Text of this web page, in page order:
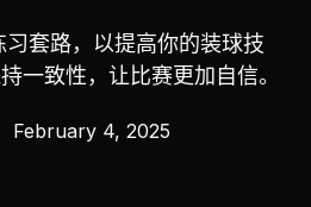
习套路，以提高你的装球技
一致性，让比赛更加自信。
February 4, 2025